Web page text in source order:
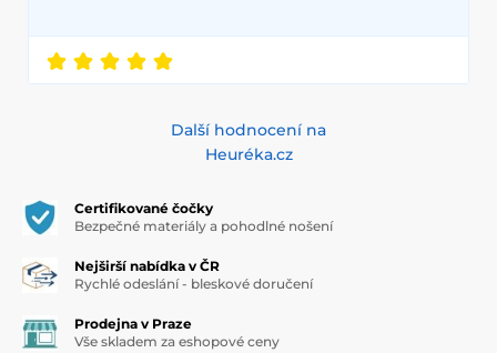
Další hodnocení na
Heuréka.cz
Certifikované čočky
Bezpečné materiály a pohodlné nošení
Nejširší nabídka v ČR
Rychlé odeslání - bleskové doručení
Prodejna v Praze
Vše skladem za eshopové ceny